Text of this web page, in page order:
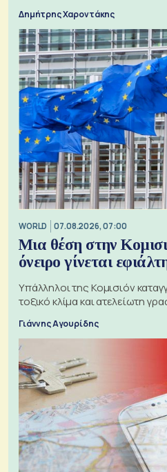
Δημήτρης Χαροντάκης
WORLD 07.08.2026, 07:00
Μια θέση στην
όνειρο γίνεται
Υπάλληλοι της Κομισιόν
τοξικό κλίμα και ατελείωτη
Γιάννης Αγουρίδης